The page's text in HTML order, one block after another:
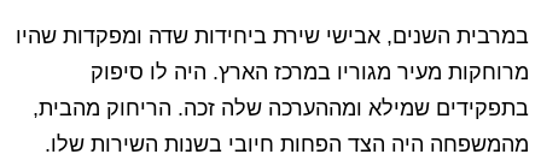
במרבית השנים, אבישי שירת ביחידות שדה ומפקדות שהיו
מרוחקות מעיר מגוריו במרכז הארץ. היה לו סיפוק
בתפקידים שמילא ומההערכה שלה זכה. הריחוק מהבית,
מהמשפחה היה הצד הפחות חיובי בשנות השירות שלו.